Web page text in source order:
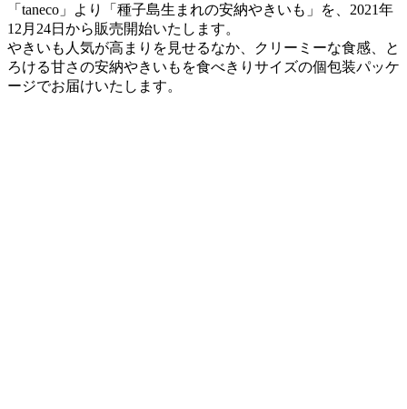
「taneco」より「種子島生まれの安納やきいも」を、2021年
12月24日から販売開始いたします。
やきいも人気が高まりを見せるなか、クリーミーな食感、と
ろける甘さの安納やきいもを食べきりサイズの個包装パッケ
ージでお届けいたします。